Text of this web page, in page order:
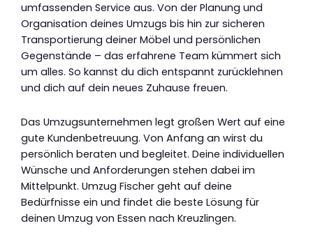
umfassenden Service aus. Von der Planung und
Organisation deines Umzugs bis hin zur sicheren
Transportierung deiner Möbel und persönlichen
Gegenstände – das erfahrene Team kümmert sich
um alles. So kannst du dich entspannt zurücklehnen
und dich auf dein neues Zuhause freuen.
Das Umzugsunternehmen legt großen Wert auf eine
gute Kundenbetreuung. Von Anfang an wirst du
persönlich beraten und begleitet. Deine individuellen
Wünsche und Anforderungen stehen dabei im
Mittelpunkt. Umzug Fischer geht auf deine
Bedürfnisse ein und findet die beste Lösung für
deinen Umzug von Essen nach Kreuzlingen.